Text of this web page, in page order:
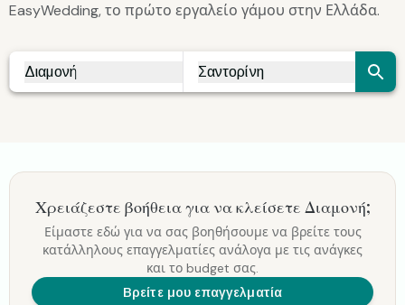
EasyWedding, το πρώτο εργαλείο γάμου στην Ελλάδα.
Vendor Search
Διαμονή
City Search
Σαντορίνη
Χρειάζεστε βοήθεια για να κλείσετε Διαμονή;
Είμαστε εδώ για να σας βοηθήσουμε να βρείτε τους
κατάλληλους επαγγελματίες ανάλογα με τις ανάγκες
και το budget σας.
Βρείτε μου επαγγελματία